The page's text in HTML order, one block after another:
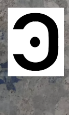
Skip
to
content